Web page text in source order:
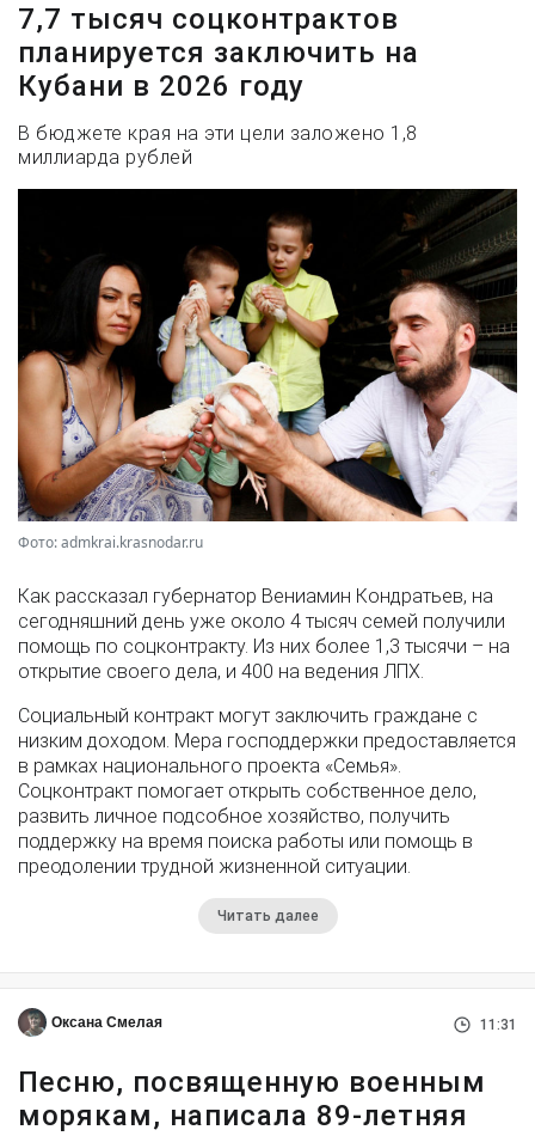
7,7 тысяч соцконтрактов
планируется заключить на
Кубани в 2026 году
В бюджете края на эти цели заложено 1,8
миллиарда рублей
Фото: admkrai.krasnodar.ru
Как рассказал губернатор Вениамин Кондратьев, на
сегодняшний день уже около 4 тысяч семей получили
помощь по соцконтракту. Из них более 1,3 тысячи – на
открытие своего дела, и 400 на ведения ЛПХ.
Социальный контракт могут заключить граждане с
низким доходом. Мера господдержки предоставляется
в рамках национального проекта «Семья».
Соцконтракт помогает открыть собственное дело,
развить личное подсобное хозяйство, получить
поддержку на время поиска работы или помощь в
преодолении трудной жизненной ситуации.
Читать далее
Оксана Смелая 11:31
Песню, посвященную военным
морякам, написала 89-летняя